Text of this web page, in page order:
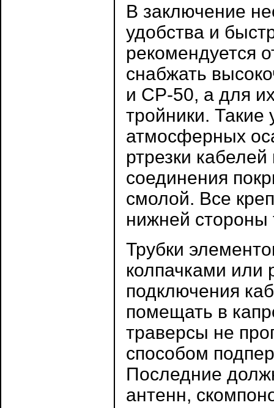
В заключение
удобства и
рекомендуется
снабжать
и СР-50, а для
тройники. Такие
атмосферных
ртрезки
соединения
смолой. Все
нижней стороны
Трубки
колпачками или
подключения
помещать в
траверсы не
способом
Последние
антенн,